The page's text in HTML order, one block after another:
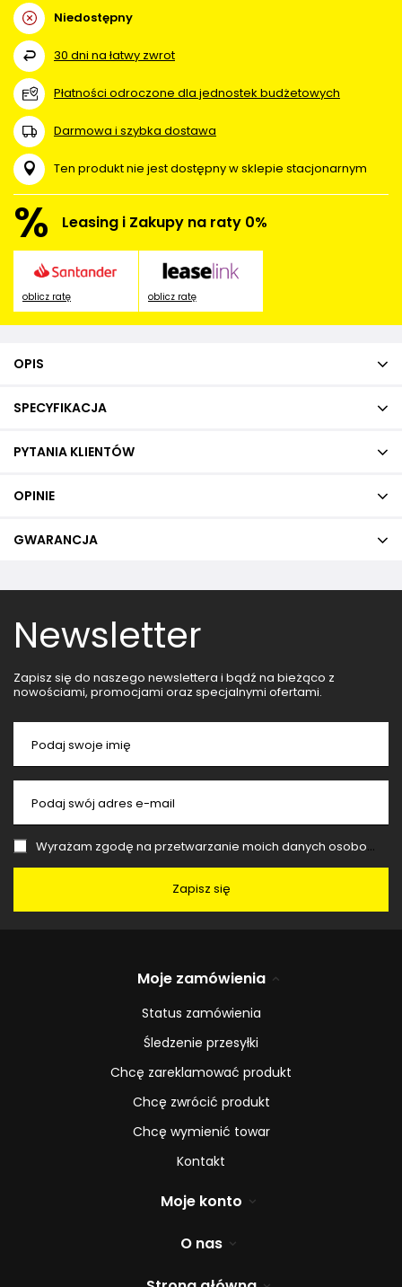
Niedostępny
30 dni na łatwy zwrot
Płatności odroczone dla jednostek budżetowych
Darmowa i szybka dostawa
Ten produkt nie jest dostępny w sklepie stacjonarnym
% Leasing i Zakupy na raty 0%
oblicz ratę oblicz ratę
OPIS
SPECYFIKACJA
PYTANIA KLIENTÓW
OPINIE
GWARANCJA
Newsletter
Zapisz się do naszego newslettera i bądź na bieżąco z
nowościami, promocjami oraz specjalnymi ofertami.
Podaj swoje imię
Podaj swój adres e-mail
Wyrażam zgodę na przetwarzanie moich danych osobowych (adres e-mail) na potrzeby wysyłki newslettera z informacją handlową (marketing). Więcej w
Zapisz się
Moje zamówienia
Status zamówienia
Śledzenie przesyłki
Chcę zareklamować produkt
Chcę zwrócić produkt
Chcę wymienić towar
Kontakt
Moje konto
O nas